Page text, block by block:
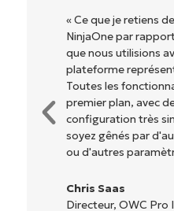
« NinjaOne est
d'utilisation grâce à
des fonctionnalités
Pas de
d'interface difficile à
options et tous les
étiquetés, faciles à
très facile de s'y
Reiffenberger.NET